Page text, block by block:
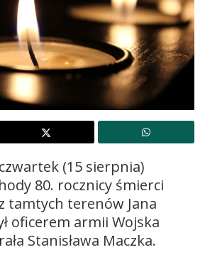
(15 sierpnia)
80. rocznicy śmierci
tamtych terenów Jana
oficerem armii Wojska
Stanisława Maczka.